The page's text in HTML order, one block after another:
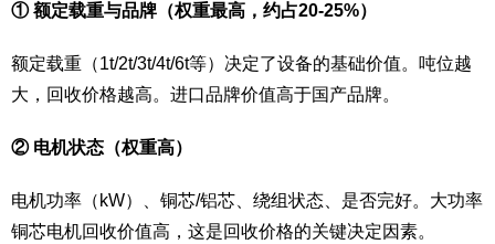
① 额定载重与品牌（权重最高，约占20-25%）
额定载重（1t/2t/3t/4t/6t等）决定了设备的基础价值。吨位越
大，回收价格越高。进口品牌价值高于国产品牌。
② 电机状态（权重高）
电机功率（kW）、铜芯/铝芯、绕组状态、是否完好。大功率
铜芯电机回收价值高，这是回收价格的关键决定因素。